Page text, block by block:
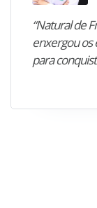
“Natural de
enxergou os
para